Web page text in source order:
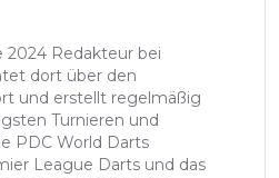
2024 Redakteur bei
dort über den
und erstellt regelmäßig
Turnieren und
PDC World Darts
League Darts und das